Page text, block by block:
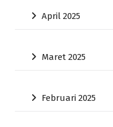
April 2025
Maret 2025
Februari 2025